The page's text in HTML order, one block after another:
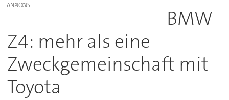
ANZEIGE
BMW
Z4: mehr als eine
Zweckgemeinschaft mit
Toyota